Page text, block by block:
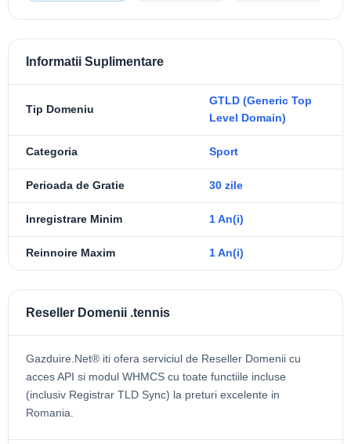
Informatii Suplimentare
Tip Domeniu
GTLD (Generic Top
Level Domain)
Categoria Sport
Perioada de Gratie 30 zile
Inregistrare Minim 1 An(i)
Reinnoire Maxim 1 An(i)
Reseller Domenii .tennis
Gazduire.Net® iti ofera serviciul de Reseller Domenii cu
acces API si modul WHMCS cu toate functiile incluse
(inclusiv Registrar TLD Sync) la preturi excelente in
Romania.